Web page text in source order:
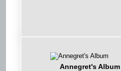
Annegret's Album